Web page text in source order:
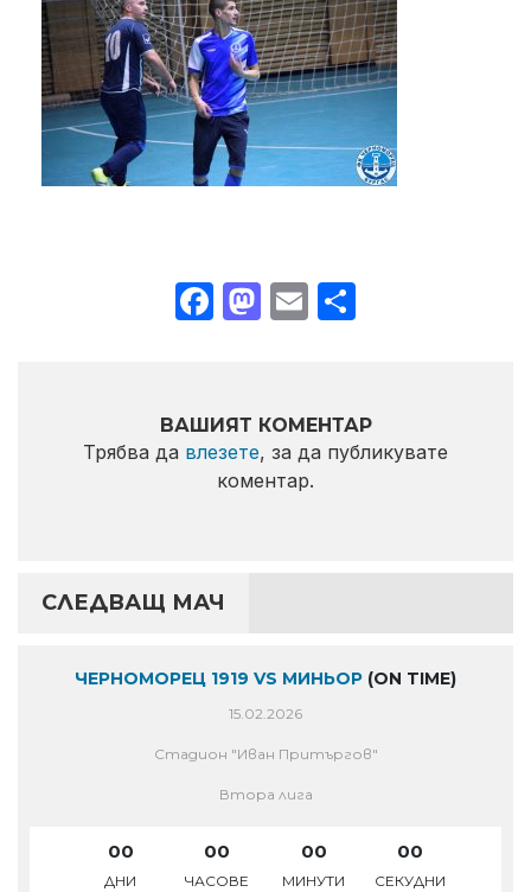
Facebook
Mastodon
Email
ВАШИЯТ КОМЕНТАР
Трябва да влезете, за да публикувате
коментар.
СЛЕДВАЩ МАЧ
ЧЕРНОМОРЕЦ 1919 VS МИНЬОР (ON TIME)
15.02.2026
Стадион "Иван Притъргов"
Втора лига
00
ДНИ
00
ЧАСОВЕ
00
МИНУТИ
00
СЕКУДНИ